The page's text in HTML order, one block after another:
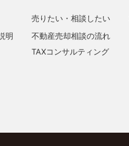
明
売りたい・相談したい
不動産売却相談の流れ
TAXコンサルティング